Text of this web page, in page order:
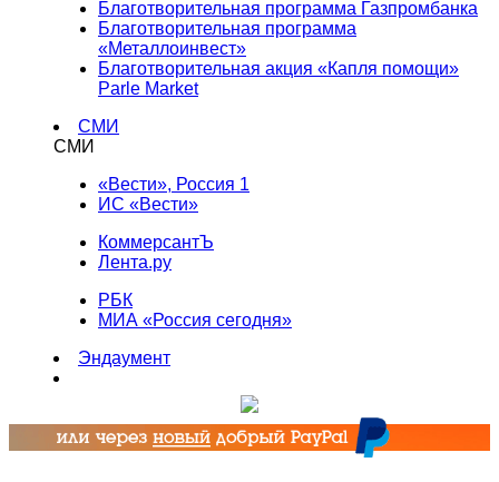
Благотворительная программа Газпромбанка
Благотворительная программа
«Металлоинвест»
Благотворительная акция «Капля помощи»
Parle Market
СМИ
СМИ
«Вести», Россия 1
ИС «Вести»
КоммерсантЪ
Лента.ру
РБК
МИА «Россия сегодня»
Эндаумент